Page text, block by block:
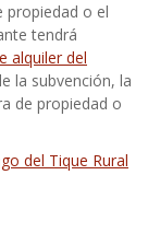
propiedad o el
tendrá
alquiler del
la subvención, la
de propiedad o
del Tique Rural